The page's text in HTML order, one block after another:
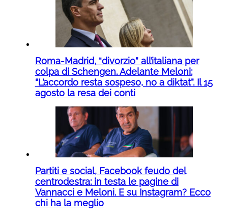
Roma-Madrid, “divorzio” all’italiana per
colpa di Schengen. Adelante Meloni:
“L’accordo resta sospeso, no a diktat”. Il 15
agosto la resa dei conti
Partiti e social, Facebook feudo del
centrodestra: in testa le pagine di
Vannacci e Meloni. E su Instagram? Ecco
chi ha la meglio